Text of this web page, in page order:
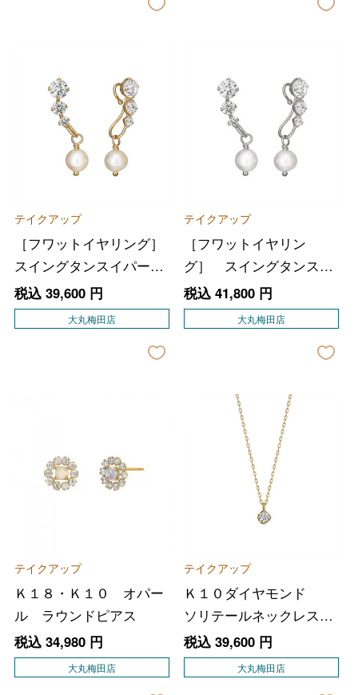
テイクアップ
［フワットイヤリング］
スイングタンスイパール
（ＹＧ）
税込 39,600円
大丸梅田店
テイクアップ
［フワットイヤリン
グ］ スイングタンスイ
パール（ＷＧ）
税込 41,800円
大丸梅田店
テイクアップ
Ｋ１８・Ｋ１０ オパー
ル ラウンドピアス
税込 34,980円
大丸梅田店
テイクアップ
Ｋ１０ダイヤモンド
ソリテールネックレス
（ＹＧ）
税込 39,600円
大丸梅田店